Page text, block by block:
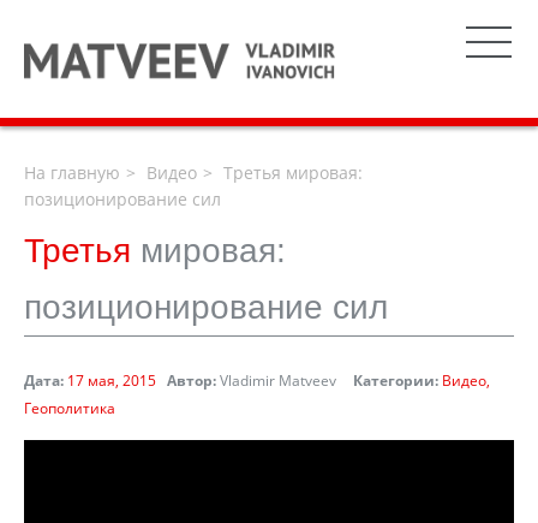
На главную Видео
Третья мировая:
позиционирование сил
Третья мировая:
позиционирование сил
Дата: 17 мая, 2015 Автор:Vladimir Matveev Категории: Видео
Геополитика